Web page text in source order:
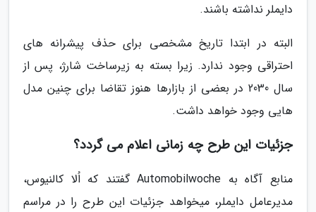
دایملر نداشته باشند.
البته در ابتدا تاریخ مشخصی برای حذف پیشرانه های
احتراقی وجود ندارد. زیرا بسته به زیرساخت شارژ، پس از
سال 2030 در بعضی از بازارها هنوز تقاضا برای چنین مدل
هایی وجود خواهد داشت.
جزئیات این طرح چه زمانی اعلام می گردد؟
منابع آگاه به Automobilwoche گفتند که اُلا کالنیوس،
مدیرعامل دایملر، میخواهد جزئیات این طرح را در مراسم